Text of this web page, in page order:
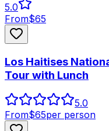
5.0
From$65
Los Haitises
Tour with Lunch
5.0
From$65per person